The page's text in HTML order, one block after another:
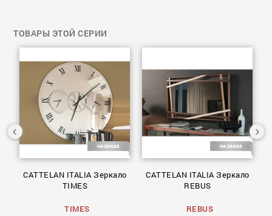
ТОВАРЫ ЭТОЙ СЕРИИ
CATTELAN ITALIA Зеркало
TIMES
TIMES
CATTELAN ITALIA Зеркало
REBUS
REBUS